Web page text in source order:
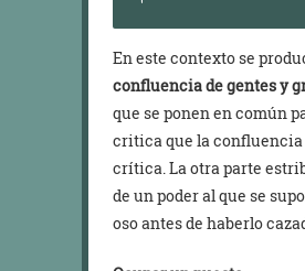
En este contexto se
confluencia de gentes y
que se ponen en común
critica que la confluencia
crítica. La otra parte
de un poder al que se
oso antes de haberlo